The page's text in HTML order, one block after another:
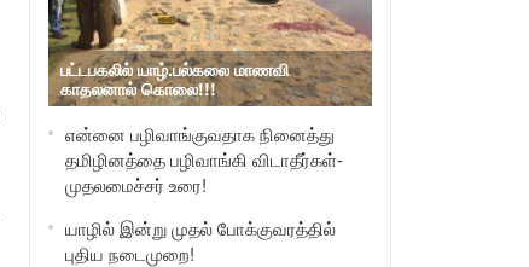
பட்டபகலில் யாழ்.பல்கலை மாணவி
காதலனால் கொலை!!!
என்னை பழிவாங்குவதாக நினைத்து
தமிழினத்தை பழிவாங்கி விடாதீர்கள்-
முதலமைச்சர் உரை!
யாழில் இன்று முதல் போக்குவரத்தில்
புதிய நடைமுறை!